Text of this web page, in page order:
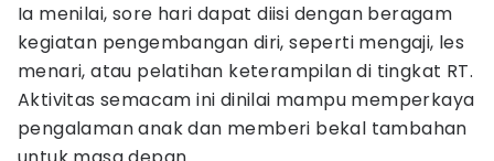
Ia menilai, sore hari dapat diisi dengan beragam
kegiatan pengembangan diri, seperti mengaji, les
menari, atau pelatihan keterampilan di tingkat RT.
Aktivitas semacam ini dinilai mampu memperkaya
pengalaman anak dan memberi bekal tambahan